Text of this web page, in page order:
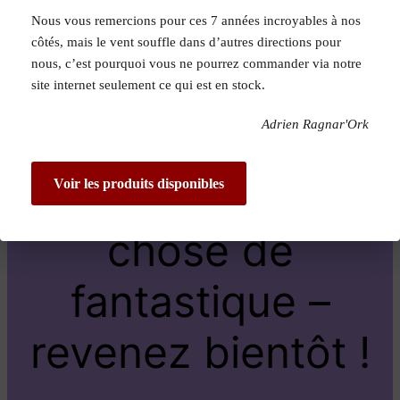
Pardon pour le
dérangement !
Nous travaillons
sur quelque
chose de
fantastique –
revenez bientôt !
Nous vous remercions pour ces 7 années incroyables à nos
côtés, mais le vent souffle dans d’autres directions pour
nous, c’est pourquoi vous ne pourrez commander via notre
site internet seulement ce qui est en stock.
Adrien Ragnar'Ork
Voir les produits disponibles